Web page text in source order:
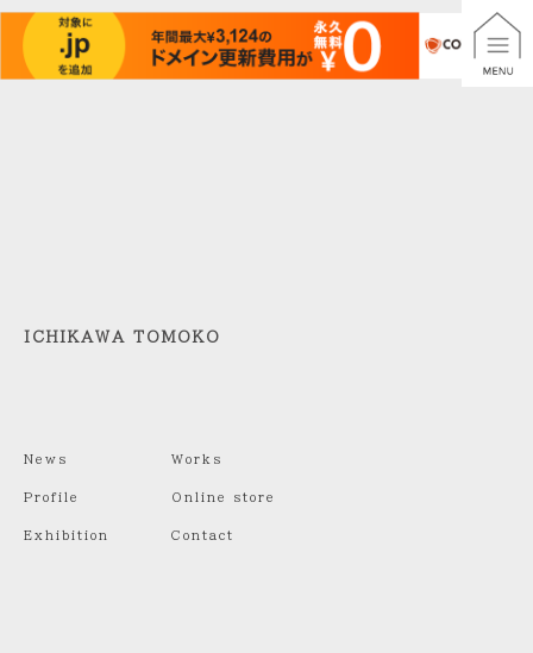
ICHIKAWA TOMOKO
News Works
Profile Online store
Exhibition Contact